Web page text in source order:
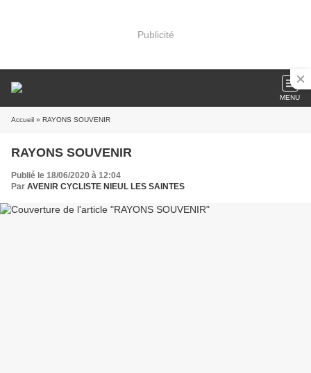
Publicité
MENU
Accueil » RAYONS SOUVENIR
RAYONS SOUVENIR
Publié le 18/06/2020 à 12:04
Par AVENIR CYCLISTE NIEUL LES SAINTES